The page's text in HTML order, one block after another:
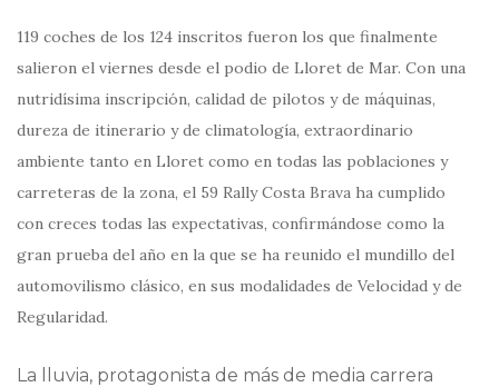
119 coches de los 124 inscritos fueron los que finalmente
salieron el viernes desde el podio de Lloret de Mar. Con una
nutridísima inscripción, calidad de pilotos y de máquinas,
dureza de itinerario y de climatología, extraordinario
ambiente tanto en Lloret como en todas las poblaciones y
carreteras de la zona, el 59 Rally Costa Brava ha cumplido
con creces todas las expectativas, confirmándose como la
gran prueba del año en la que se ha reunido el mundillo del
automovilismo clásico, en sus modalidades de Velocidad y de
Regularidad.
La lluvia, protagonista de más de media carrera